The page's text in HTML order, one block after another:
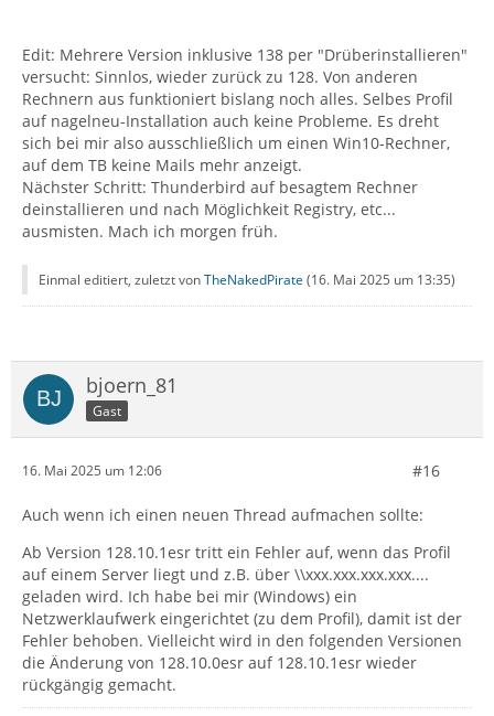
Edit: Mehrere Version inklusive 138 per "Drüberinstallieren"
versucht: Sinnlos, wieder zurück zu 128. Von anderen
Rechnern aus funktioniert bislang noch alles. Selbes Profil
auf nagelneu-Installation auch keine Probleme. Es dreht
sich bei mir also ausschließlich um einen Win10-Rechner,
auf dem TB keine Mails mehr anzeigt.
Nächster Schritt: Thunderbird auf besagtem Rechner
deinstallieren und nach Möglichkeit Registry, etc...
ausmisten. Mach ich morgen früh.
Einmal editiert, zuletzt vonTheNakedPirate (16. Mai 2025 um 13:35)
bjoern_81
Gast
16. Mai 2025 um 12:06 #16
Auch wenn ich einen neuen Thread aufmachen sollte:
Ab Version 128.10.1esr tritt ein Fehler auf, wenn das Profil
auf einem Server liegt und z.B. über \\xxx.xxx.xxx.xxx....
geladen wird. Ich habe bei mir (Windows) ein
Netzwerklaufwerk eingerichtet (zu dem Profil), damit ist der
Fehler behoben. Vielleicht wird in den folgenden Versionen
die Änderung von 128.10.0esr auf 128.10.1esr wieder
rückgängig gemacht.